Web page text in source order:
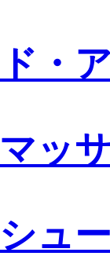
・
ッ
ュ